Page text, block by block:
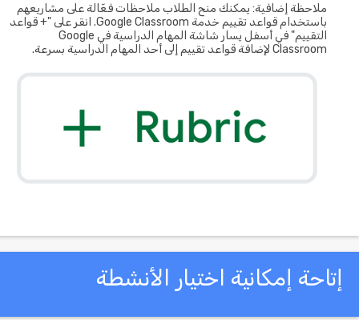
ملاحظة إضافية: يمكنك منح الطلاب ملاحظات فعّالة على مشاريعهم
باستخدام قواعد تقييم خدمة Google Classroom. انقر على "+ قواعد
التقييم" في أسفل يسار شاشة المهام الدراسية في Google
Classroom لإضافة قواعد تقييم إلى أحد المهام الدراسية بسرعة.
إمكانية اختيار الأنشطة